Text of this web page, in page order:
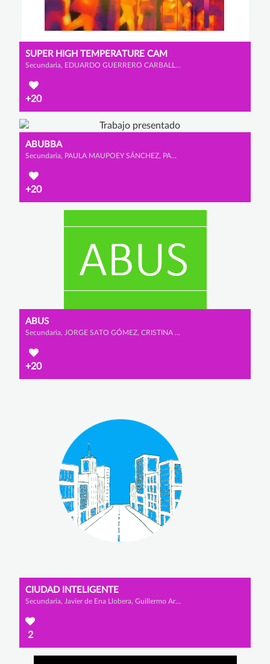
SUPER HIGH TEMPERATURE CAM
Secundaria, EDUARDO GUERRERO CARBALLO, ALEJANDRO CALLEJA GALVÁN y CHRISTIAN GARCÍA BASTARDO
+20
ABUBBA
Secundaria, PAULA MAUPOEY SÁNCHEZ, PAULA VÁZQUEZ DURÁN y LAURA FONSECA ORTÉS
+20
ABUS
Secundaria, JORGE SATO GÓMEZ, CRISTINA MALO ESCUDERO y JIMENA GIL VEGA
+20
CIUDAD INTELIGENTE
Secundaria, Javier de Ena Llobera, Guillermo Artola Rondón y Rodrigo Álvaro Lomo
2